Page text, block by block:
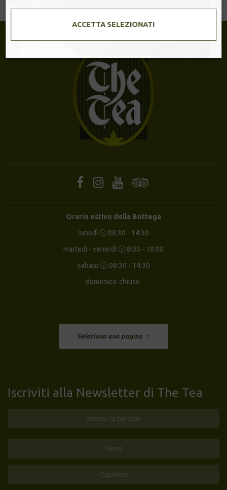
Orario estivo della Bottega
lunedì 🕝 08:30 - 14:30
martedì - venerdì 🕝 8:00 - 18:00
sabato 🕝 08:30 - 14:30
domenica: chiuso
Seleziona una pagina
Iscriviti alla Newsletter di The Tea
ACCETTA SELEZIONATI